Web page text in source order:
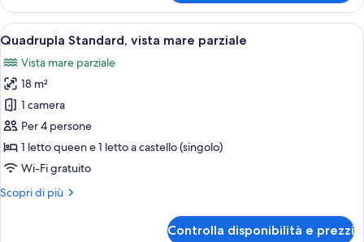
tripla,
vista
mare
Apri
tutte
le
foto
per
Quadrupla
Standard,
vista
parziale
Una stanza piccola e funzionale con
4
Quadrupla Standard, vista mare parziale
Vista mare parziale
18 m²
1 camera
Per 4 persone
1 letto queen e 1 letto a castello (singolo)
Wi-Fi gratuito
Scopri di più
Altri
Controlla disponibilità e prezzi